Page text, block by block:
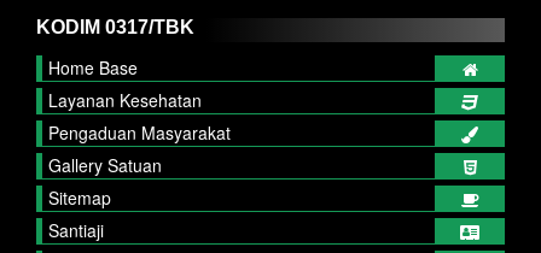
KODIM 0317/TBK
Home Base
Layanan Kesehatan
Pengaduan Masyarakat
Gallery Satuan
Sitemap
Santiaji